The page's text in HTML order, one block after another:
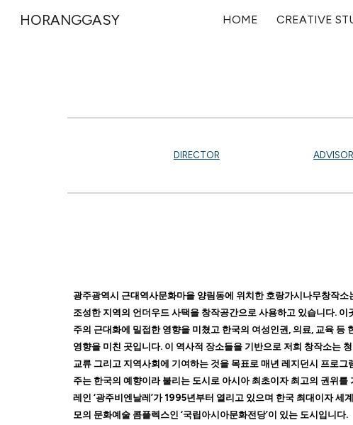
Skip to
HORANGGASY HOME CREATIVE
DIRECTOR
광주광역시 근대역사문화마을 양림동에 위치한 호랑가시나무창작
조성한 지역의 언더우드 사택을 창작공간으로 사용하고 있습니다. 이
주의 근대화에 밀접한 영향을 미쳤고 한국의 여성인권, 의료, 교육 등
영향을 미친 곳입니다. 이 역사적 장소들을 기반으로 저희 창작소는
교류 그리고 지역사회에 기여하는 것을 목표로 매년 레지던시 프로그
주는 한국의 예향이라 불리는 도시로 아시아 최초이자 최고의 권위를
레인 ‘광주비엔날레’가 1995년부터 열리고 있으며 한국 최대이자 세
모의 문화예술 콤플렉스인 ‘국립아시아문화전당’이 있는 도시입니다.